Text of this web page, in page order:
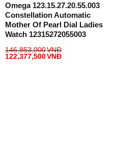
Omega 123.15.27.20.55.003
Constellation Automatic
Mother Of Pearl Dial Ladies
Watch 12315272055003
146,853,000VNĐ
122,377,500VNĐ